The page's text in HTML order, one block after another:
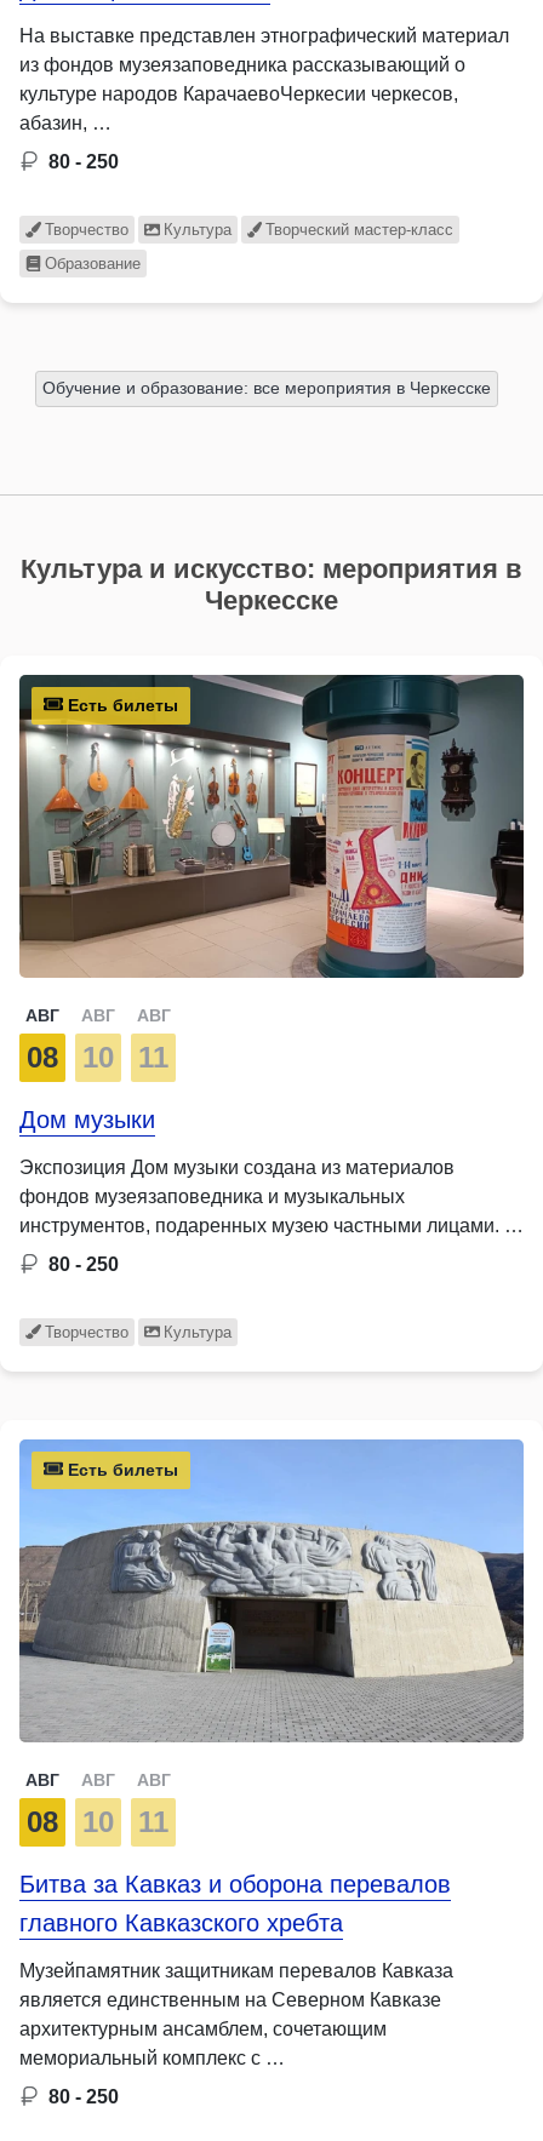
На выставке представлен этнографический материал
из фондов музеязаповедника рассказывающий о
культуре народов КарачаевоЧеркесии черкесов,
абазин, …
80 - 250
Творчество Культура
Творческий мастер-класс
Образование
Обучение и образование: все мероприятия в Черкесске
Культура и искусство: мероприятия в
Черкесске
Есть билеты
АВГ
08
АВГ
10
АВГ
11
Дом музыки
Экспозиция Дом музыки создана из материалов
фондов музеязаповедника и музыкальных
инструментов, подаренных музею частными лицами. …
80 - 250
Творчество Культура
Есть билеты
АВГ
08
АВГ
10
АВГ
11
Битва за Кавказ и оборона перевалов
главного Кавказского хребта
Музейпамятник защитникам перевалов Кавказа
является единственным на Северном Кавказе
архитектурным ансамблем, сочетающим
мемориальный комплекс с …
80 - 250